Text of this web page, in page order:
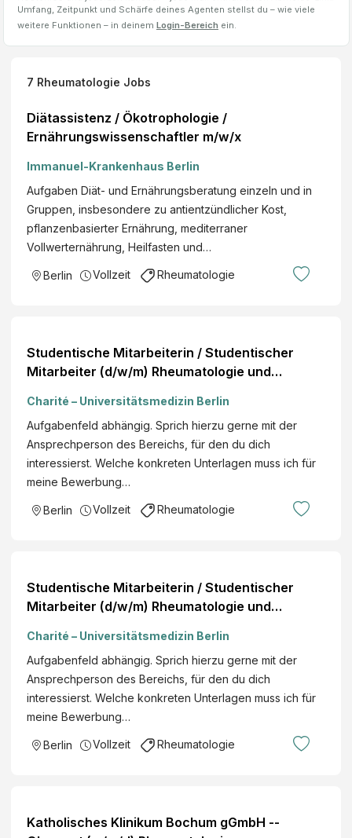
Umfang, Zeitpunkt und Schärfe deines Agenten stellst du – wie viele
weitere Funktionen – in deinem Login-Bereich ein.
7 Rheumatologie Jobs
Diätassistenz / Ökotrophologie /
Ernährungswissenschaftler m/w/x
Immanuel-Krankenhaus Berlin
Aufgaben Diät- und Ernährungsberatung einzeln und in
Gruppen, insbesondere zu antientzündlicher Kost,
pflanzenbasierter Ernährung, mediterraner
Vollwerternährung, Heilfasten und…
Berlin Vollzeit Rheumatologie
Studentische Mitarbeiterin / Studentischer
Mitarbeiter (d/w/m) Rheumatologie und
Charité Mitte Bewerbungsfrist: 07.08.2026
Charité – Universitätsmedizin Berlin
Aufgabenfeld abhängig. Sprich hierzu gerne mit der
Ansprechperson des Bereichs, für den du dich
interessierst. Welche konkreten Unterlagen muss ich für
meine Bewerbung…
Berlin Vollzeit Rheumatologie
Studentische Mitarbeiterin / Studentischer
Mitarbeiter (d/w/m) Rheumatologie und
Charité Mitte Bewerbungsfrist: 07.08.2026
Charité – Universitätsmedizin Berlin
Aufgabenfeld abhängig. Sprich hierzu gerne mit der
Ansprechperson des Bereichs, für den du dich
interessierst. Welche konkreten Unterlagen muss ich für
meine Bewerbung…
Berlin Vollzeit Rheumatologie
Katholisches Klinikum Bochum gGmbH --